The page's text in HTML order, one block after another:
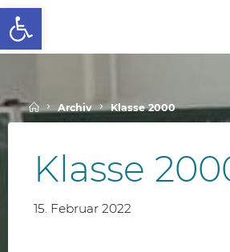
Werkzeugleiste öffnen
Skip
to
content
SCHALLENBERGSCHULE
HomeArchiv Klasse 2000
Klasse
15. Februar 2022